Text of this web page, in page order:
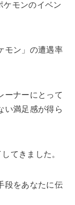
ケモンのイベン
モン」の遭遇率
ーナーにとって
い満足感が得ら
てきました。
段をあなたに伝